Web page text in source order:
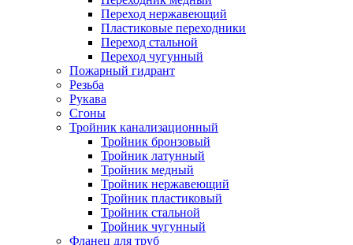
Переход нержавеющий
Пластиковые переходники
Переход стальной
Переход чугунный
Пожарный гидрант
Резьба
Рукава
Сгоны
Тройник канализационный
Тройник бронзовый
Тройник латунный
Тройник медный
Тройник нержавеющий
Тройник пластиковый
Тройник стальной
Тройник чугунный
Фланец для труб